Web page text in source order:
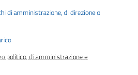
di amministrazione, di direzione o
politico, di amministrazione e